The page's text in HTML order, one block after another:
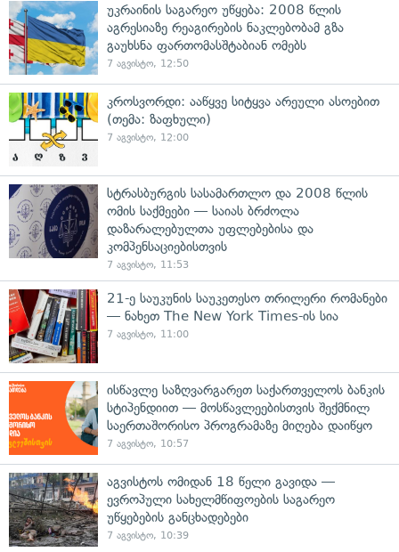
უკრაინის საგარეო უწყება: 2008 წლის
აგრესიაზე რეაგირების ნაკლებობამ გზა
გაუხსნა ფართომასშტაბიან ომებს
7 აგვისტო, 12:50
კროსვორდი: ააწყვე სიტყვა არეული ასოებით
(თემა: ზაფხული)
7 აგვისტო, 12:00
სტრასბურგის სასამართლო და 2008 წლის
ომის საქმეები — საიას ბრძოლა
დაზარალებულთა უფლებებისა და
კომპენსაციებისთვის
7 აგვისტო, 11:53
21-ე საუკუნის საუკეთესო თრილერი რომანები
— ნახეთ The New York Times-ის სია
7 აგვისტო, 11:00
ისწავლე საზღვარგარეთ საქართველოს ბანკის
სტიპენდიით — მოსწავლეებისთვის შექმნილ
საერთაშორისო პროგრამაზე მიღება დაიწყო
7 აგვისტო, 10:57
აგვისტოს ომიდან 18 წელი გავიდა —
ევროპული სახელმწიფოების საგარეო
უწყებების განცხადებები
7 აგვისტო, 10:39